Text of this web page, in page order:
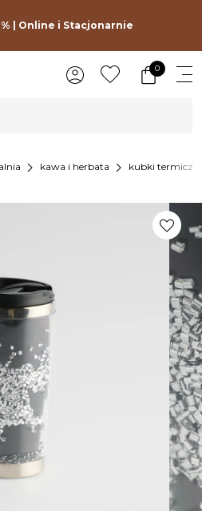
| Online i Stacjonarnie
0
chevron_right kawa i herbata chevron_right kubki
favorite